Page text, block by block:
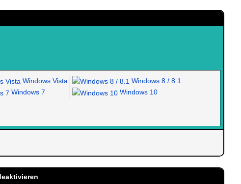
Windows Vista
Windows 7
Windows 8 / 8.1
Windows 10